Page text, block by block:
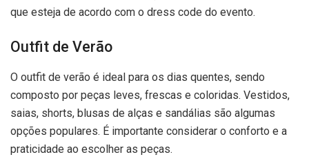
que esteja de acordo com o dress code do evento.
Outfit de Verão
O outfit de verão é ideal para os dias quentes, sendo
composto por peças leves, frescas e coloridas. Vestidos,
saias, shorts, blusas de alças e sandálias são algumas
opções populares. É importante considerar o conforto e a
praticidade ao escolher as peças.